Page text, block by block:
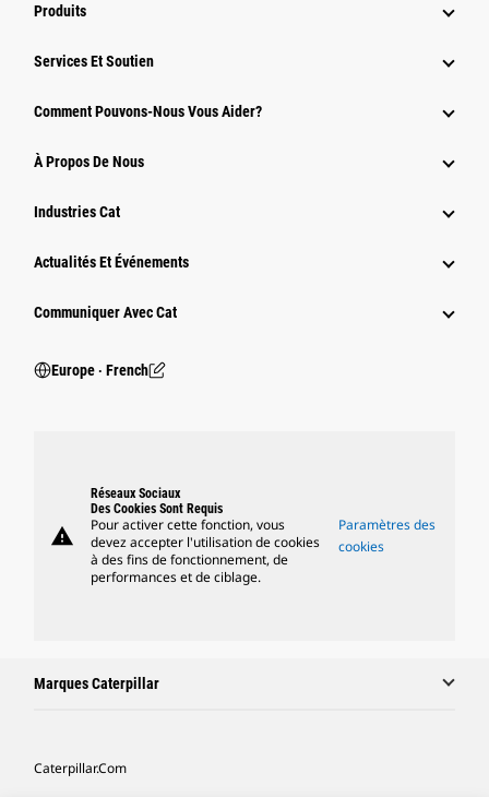
Produits
Services Et Soutien
Comment Pouvons-Nous Vous Aider?
À Propos De Nous
Industries Cat
Actualités Et Événements
Communiquer Avec Cat
Europe ‧ French
warning
Réseaux Sociaux
Des Cookies Sont Requis
Pour activer cette fonction, vous
devez accepter l'utilisation de cookies
à des fins de fonctionnement, de
performances et de ciblage.
Paramètres des
cookies
Marques Caterpillar
Caterpillar.com